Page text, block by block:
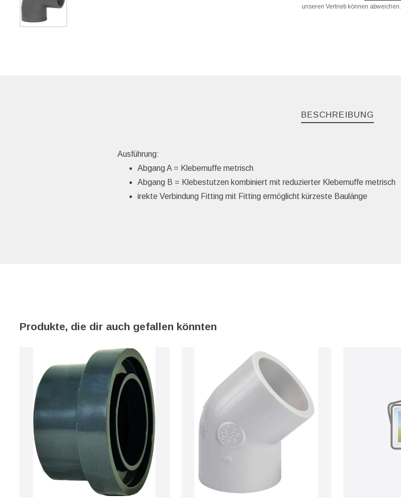
unseren Vertrieb können abweichen.
BESCHREIBUNG
Ausführung:
Abgang A = Klebemuffe metrisch
Abgang B = Klebestutzen kombiniert mit reduzierter Klebemuffe metrisch
irekte Verbindung Fitting mit Fitting ermöglicht kürzeste Baulänge
Produkte, die dir auch gefallen könnten